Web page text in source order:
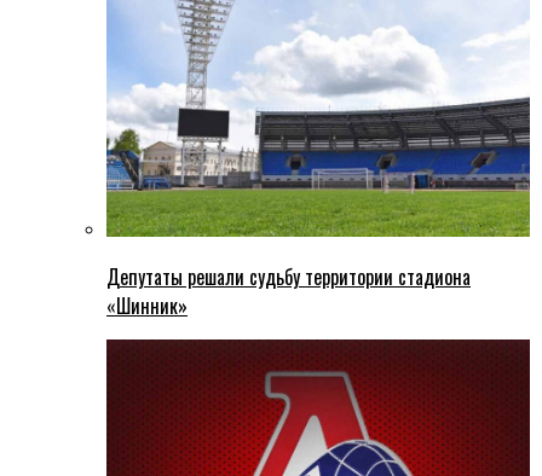
Депутаты решали судьбу территории стадиона
«Шинник»